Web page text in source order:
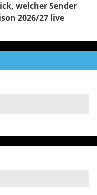
welcher Sender
2026/27 live